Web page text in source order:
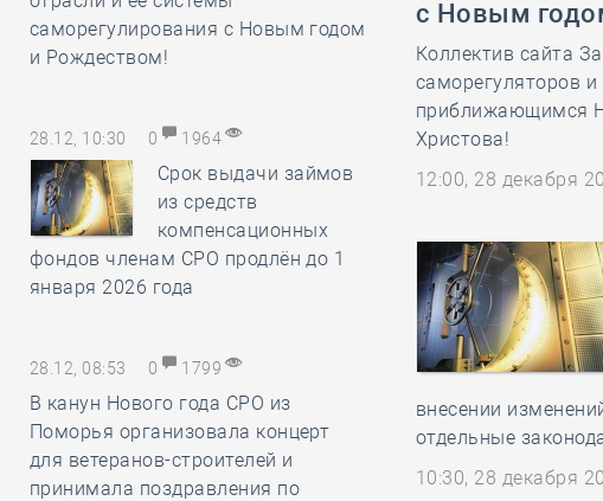
саморегулирования с Новым годом
и Рождеством!
28.12, 10:30 0 1964
Срок выдачи займов
из средств
компенсационных
фондов членам СРО продлён до 1
января 2026 года
28.12, 08:53 0 1799
В канун Нового года СРО из
Поморья организовала концерт
для ветеранов-строителей и
принимала поздравления по
с Новым
Коллектив сайта
саморегуляторов и
приближающимся
Христова!
12:00, 28 декабря
внесении
отдельные
10:30, 28 декабря